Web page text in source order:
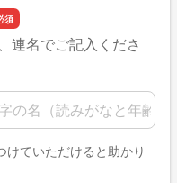
連名でご記入くださ
の名
ていただけると助かり